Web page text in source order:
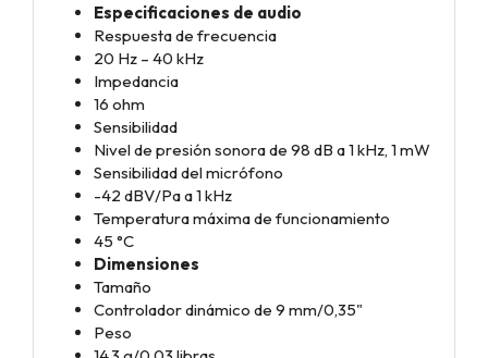
Especificaciones de audio
Respuesta de frecuencia
20 Hz – 40 kHz
Impedancia
16 ohm
Sensibilidad
Nivel de presión sonora de 98 dB a 1 kHz, 1 mW
Sensibilidad del micrófono
-42 dBV/Pa a 1 kHz
Temperatura máxima de funcionamiento
45 °C
Dimensiones
Tamaño
Controlador dinámico de 9 mm/0,35"
Peso